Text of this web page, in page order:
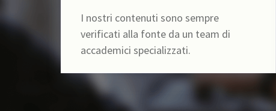
I nostri contenuti sono sempre
verificati alla fonte da un team di
accademici specializzati.